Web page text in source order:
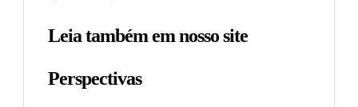
Leia também em nosso site
Perspectivas